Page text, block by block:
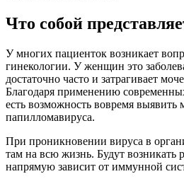
Что собой
У многих пациенток возникает
гинекологии. У женщин это
достаточно часто и затрагивает
Благодаря применению
есть возможность вовремя выявить
папилломавируса.
При проникновении вируса в
там на всю жизнь. Будут возникать
напрямую зависит от иммунной